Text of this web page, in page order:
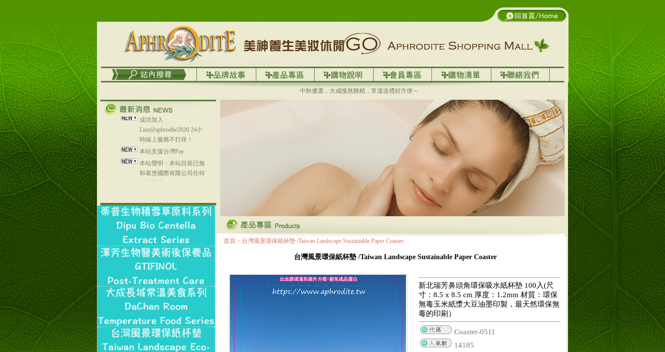
中秋優選，大成慢熬雞精，常溫送禮好方便～
列，可以郵寄至部分亞太
地區～
在外租屋者、居住處無管
理員、不方便在工作地點
取件者，歡迎多多使用
【郵局i郵箱】的服務喔～
成功加入
Line@aphrodite2020 24小
時線上服務不打烊！
本站支援台灣Pay
本站聲明：本站目前已無
和葛堡國際有限公司任何
合作關係
陆运费不限重量，调降为
NT$320(RMB￥71.00)
首頁 > 台灣風景環保紙杯墊 /Taiwan Landscape Sustainable Paper Coaster
台灣風景環保紙杯墊 /Taiwan Landscape Sustainable Paper Coaster
新北瑞芳鼻頭角環保吸水紙杯墊 100入(尺
寸：8.5 x 8.5 cm 厚度：1.2mm 材質：環保
無毒玉米紙漿大豆油墨印製，最天然環保無
毒的印刷）
Coaster-0511
14185